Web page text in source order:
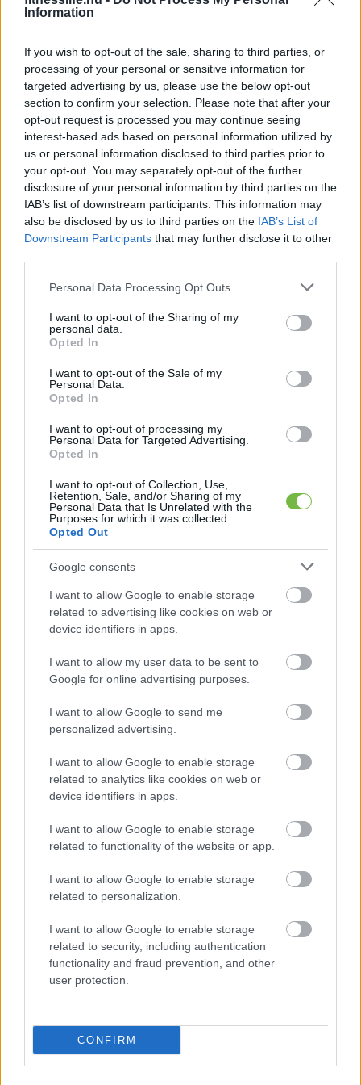
Information
If you wish to opt-out of the sale, sharing to third parties, or
processing of your personal or sensitive information for
targeted advertising by us, please use the below opt-out
section to confirm your selection. Please note that after your
opt-out request is processed you may continue seeing
interest-based ads based on personal information utilized by
us or personal information disclosed to third parties prior to
your opt-out. You may separately opt-out of the further
disclosure of your personal information by third parties on the
IAB’s list of downstream participants. This information may
also be disclosed by us to third parties on the IAB’s List of
Downstream Participants that may further disclose it to other
Please note that this website/app uses one or more Google
not limited to your visit or usage behaviour. You may click to
grant or deny consent to Google and its third-party tags to
use your data for below specified purposes in below Google
consent section.
Personal Data Processing Opt Outs
I want to opt-out of the Sharing of my
personal data.
Opted In
I want to opt-out of the Sale of my
Personal Data.
Opted In
I want to opt-out of processing my
Personal Data for Targeted Advertising.
Opted In
I want to opt-out of Collection, Use,
Retention, Sale, and/or Sharing of my
Personal Data that Is Unrelated with the
Purposes for which it was collected.
Opted Out
Google consents
I want to allow Google to enable storage
related to advertising like cookies on web or
device identifiers in apps.
I want to allow my user data to be sent to
Google for online advertising purposes.
I want to allow Google to send me
personalized advertising.
I want to allow Google to enable storage
related to analytics like cookies on web or
device identifiers in apps.
I want to allow Google to enable storage
related to functionality of the website or app.
I want to allow Google to enable storage
related to personalization.
I want to allow Google to enable storage
related to security, including authentication
functionality and fraud prevention, and other
user protection.
CONFIRM
folytatódik: